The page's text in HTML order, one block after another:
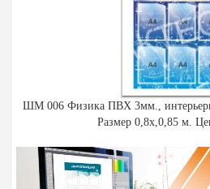
ШМ 006 Физика ПВХ 3мм.,
Размер 0,8х,0,85 м.